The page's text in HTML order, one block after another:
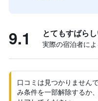
9.1 とてもすばら
実際の宿泊者に
口コミは見つかりません
み条件を一部解除するか